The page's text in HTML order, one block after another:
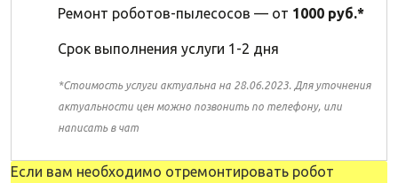
Ремонт роботов-пылесосов — от 1000 руб.*
Срок выполнения услуги 1-2 дня
*Стоимость услуги актуальна на 28.06.2023. Для уточнения
актуальности цен можно позвонить по телефону, или
написать в чат
Если вам необходимо отремонтировать робот